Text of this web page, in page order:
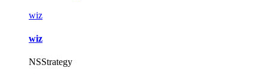
wiz
wiz
NSStrategy